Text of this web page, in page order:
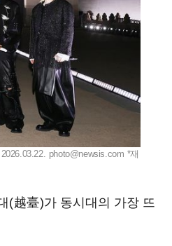
photo@newsis.com *재
(越臺)가 동시대의 가장 뜨